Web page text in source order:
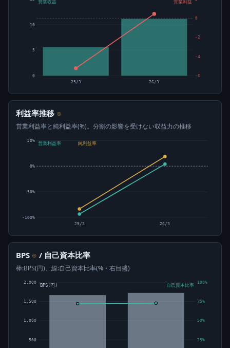
0
5
10
-6
-4
-2
0
25/3 26/3
営業収益 営業利益
利益率推移 ⊙
営業利益率と純利益率(%)。分割の影響を受けない収益力の推移
-100%
-50%
0%
50%
営業利益率 純利益率
25/3 26/3
BPS ⊙ / 自己資本比率
棒:BPS(円)、線:自己資本比率(%・右目盛)
500
1,000
1,500
2,000
25%
50%
75%
100%
BPS(円) 自己資本比率